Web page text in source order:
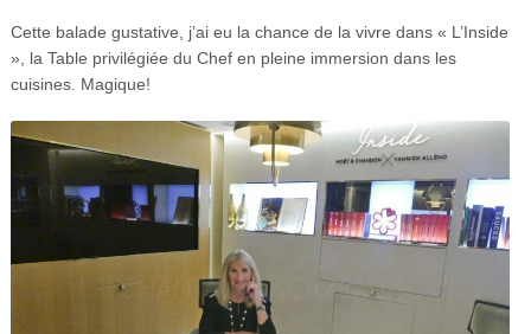
Cette balade gustative, j’ai eu la chance de la vivre dans « L’Inside
», la Table privilégiée du Chef en pleine immersion dans les
cuisines. Magique!